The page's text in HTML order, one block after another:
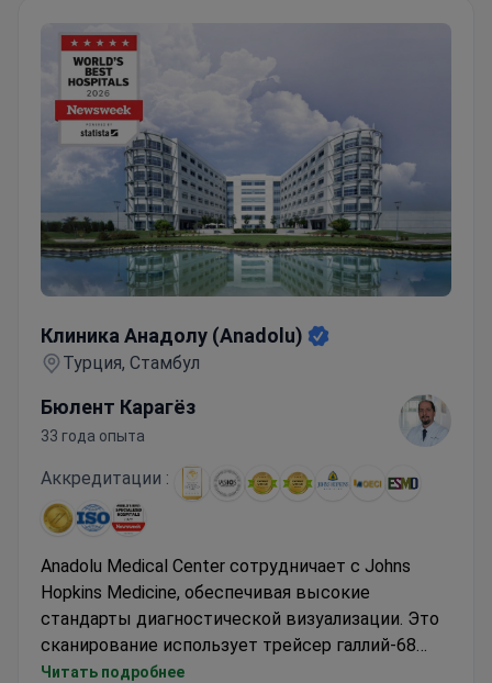
Клиника Анадолу (Anadolu)
Турция, Стамбул
Бюлент Карагёз
33 года опыта
Аккредитации :
Anadolu Medical Center сотрудничает с Johns
Hopkins Medicine, обеспечивая высокие
стандарты диагностической визуализации. Это
сканирование использует трейсер галлий-68
DOTA для выявления нейроэндокринных
Читать подробнее